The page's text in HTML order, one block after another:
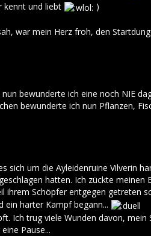
kennt und liebt
)
war mein Herz froh, den
bewunderte ich eine noch NIE
bewunderte ich nun Pflanzen,
sich um die Ayleidenruine Vilverin
hatten. Ich zückte meinen
ihrem Schöpfer entgegen getreten
ein harter Kampf begann...
Ich trug viele Wunden davon,
Pause...